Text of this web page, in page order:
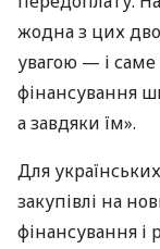
жодна з цих
увагою — і
фінансування
а завдяки їм».
Для
закупівлі на
фінансування і